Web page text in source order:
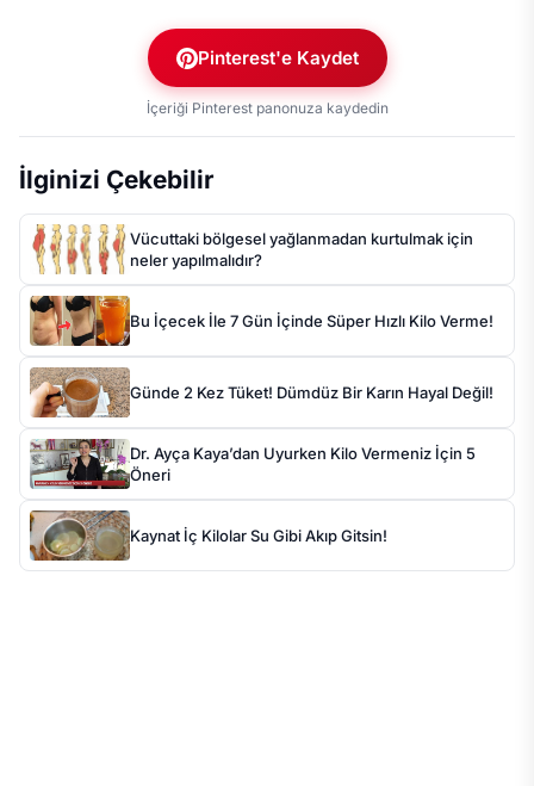
Pinterest'e Kaydet
İçeriği Pinterest panonuza kaydedin
İlginizi Çekebilir
Vücuttaki bölgesel yağlanmadan kurtulmak için
neler yapılmalıdır?
Bu İçecek İle 7 Gün İçinde Süper Hızlı Kilo Verme!
Günde 2 Kez Tüket! Dümdüz Bir Karın Hayal Değil!
Dr. Ayça Kaya’dan Uyurken Kilo Vermeniz İçin 5
Öneri
Kaynat İç Kilolar Su Gibi Akıp Gitsin!